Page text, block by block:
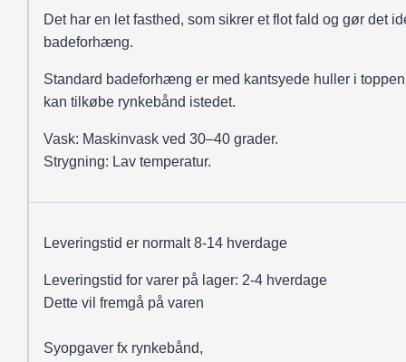
Det har en let fasthed, som sikrer et flot fald og gør det
badeforhæng.
Standard badeforhæng er med kantsyede huller i
kan tilkøbe rynkebånd istedet.
Vask: Maskinvask ved 30–40 grader.
Strygning: Lav temperatur.
Leveringstid er normalt 8-14 hverdage
Leveringstid for varer på lager: 2-4 hverdage
Dette vil fremgå på varen
Syopgaver fx rynkebånd,